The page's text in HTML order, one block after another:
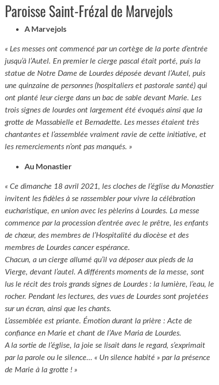
Paroisse Saint-Frézal de Marvejols
A Marvejols
« Les messes ont commencé par un cortège de la porte d’entrée
jusqu’à l’Autel. En premier le cierge pascal était porté, puis la
statue de Notre Dame de Lourdes déposée devant l’Autel, puis
une quinzaine de personnes (hospitaliers et pastorale santé) qui
ont planté leur cierge dans un bac de sable devant Marie. Les
trois signes de lourdes ont largement été évoqués ainsi que la
grotte de Massabielle et Bernadette. Les messes étaient très
chantantes et l’assemblée vraiment ravie de cette initiative, et
les remerciements n’ont pas manqués. »
Au Monastier
« Ce dimanche 18 avril 2021, les cloches de l’église du Monastier
invitent les fidèles à se rassembler pour vivre la célébration
eucharistique, en union avec les pèlerins à Lourdes. La messe
commence par la procession d’entrée avec le prêtre, les enfants
de chœur, des membres de l’Hospitalité du diocèse et des
membres de Lourdes cancer espérance.
Chacun, a un cierge allumé qu’il va déposer aux pieds de la
Vierge, devant l’autel. A différents moments de la messe, sont
lus le récit des trois grands signes de Lourdes : la lumière, l’eau, le
rocher. Pendant les lectures, des vues de Lourdes sont projetées
sur un écran, ainsi que les chants.
L’assemblée est priante. Émotion durant la prière : Acte de
confiance en Marie et chant de l’Ave Maria de Lourdes.
A la sortie de l’église, la joie se lisait dans le regard, s’exprimait
par la parole ou le silence… « Un silence habité » par la présence
de Marie à la grotte ! »